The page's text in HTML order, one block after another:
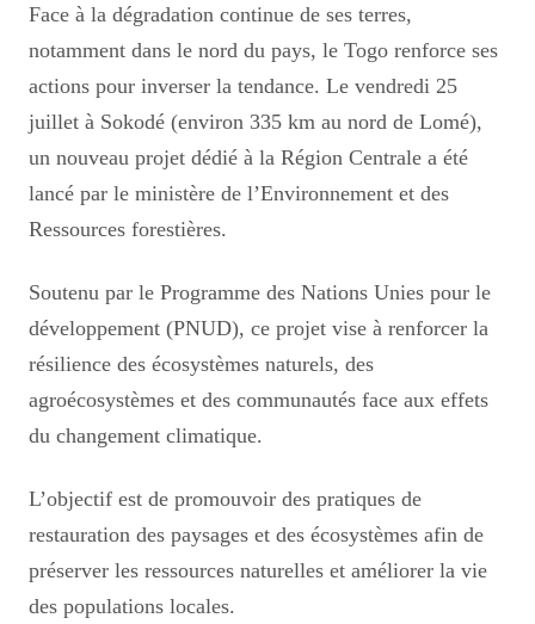
Face à la dégradation continue de ses terres,
notamment dans le nord du pays, le Togo renforce ses
actions pour inverser la tendance. Le vendredi 25
juillet à Sokodé (environ 335 km au nord de Lomé),
un nouveau projet dédié à la Région Centrale a été
lancé par le ministère de l’Environnement et des
Ressources forestières.
Soutenu par le Programme des Nations Unies pour le
développement (PNUD), ce projet vise à renforcer la
résilience des écosystèmes naturels, des
agroécosystèmes et des communautés face aux effets
du changement climatique.
L’objectif est de promouvoir des pratiques de
restauration des paysages et des écosystèmes afin de
préserver les ressources naturelles et améliorer la vie
des populations locales.